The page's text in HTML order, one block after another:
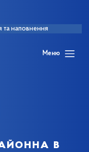
та наповнення
Меню
в